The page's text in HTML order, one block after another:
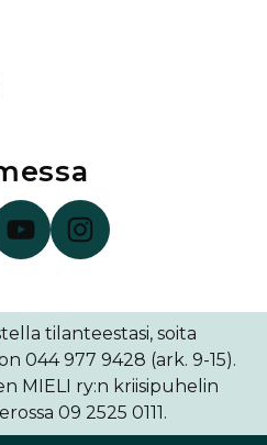
Facebookissa
Surunauha YouTubessa
Surunauha Instagramissa
tilanteestasi, soita
044 977 9428 (ark. 9-15).
MIELI ry:n kriisipuhelin
09 2525 0111.